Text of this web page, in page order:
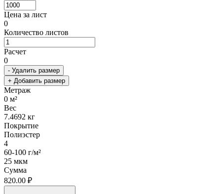
Цена за лист
0
Количество листов
Расчет
0
- Удалить размер
+ Добавить размер
Метраж
0 м²
Вес
7.4692 кг
Покрытие
Полиэстер
4
60-100 г/м²
25 мкм
Сумма
820.00 ₽